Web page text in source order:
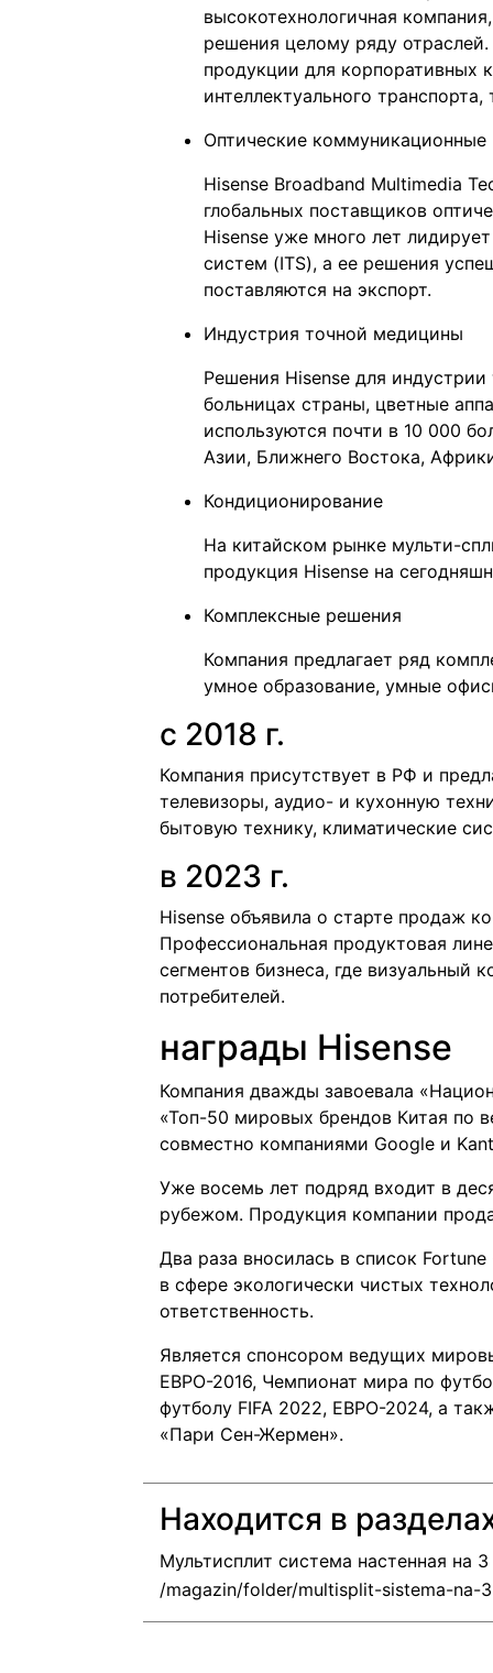
высокотехнологичная
решения целому ряду
продукции для корпоративных
интеллектуального
Оптические коммуникационные
Hisense Broadband Multimedia
глобальных поставщиков
Hisense уже много лет
систем (ITS), а ее решения
поставляются на экспорт.
Индустрия точной медицины
Решения Hisense для
больницах страны, цветные
используются почти в 10 000
Азии, Ближнего Востока,
Кондиционирование
На китайском рынке мульти-
продукция Hisense на
Комплексные решения
Компания предлагает ряд
умное образование, умные
с 2018 г.
Компания присутствует в РФ и
телевизоры, аудио- и кухонную
бытовую технику, климатические
в 2023 г.
Hisense объявила о старте продаж
Профессиональная продуктовая
сегментов бизнеса, где визуальный
потребителей.
награды Hisense
Компания дважды завоевала
«Топ-50 мировых брендов Китая по
совместно компаниями Google и
Уже восемь лет подряд входит в
рубежом. Продукция компании
Два раза вносилась в список
в сфере экологически чистых
ответственность.
Является спонсором ведущих
ЕВРО-2016, Чемпионат мира по
футболу FIFA 2022, ЕВРО-2024, а
«Пари Сен-Жермен».
Находится в
Мультисплит система настенная на